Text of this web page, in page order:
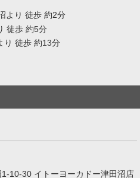
より 徒歩 約2分
徒歩 約5分
り 徒歩 約13分
10-30 イトーヨーカドー津田沼店